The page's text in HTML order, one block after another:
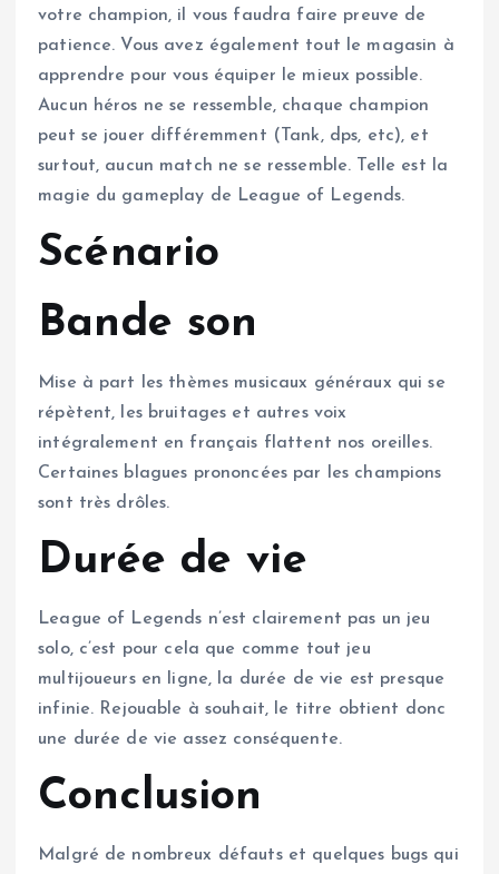
votre champion, il vous faudra faire preuve de
patience. Vous avez également tout le magasin à
apprendre pour vous équiper le mieux possible.
Aucun héros ne se ressemble, chaque champion
peut se jouer différemment (Tank, dps, etc), et
surtout, aucun match ne se ressemble. Telle est la
magie du gameplay de League of Legends.
Scénario
Bande son
Mise à part les thèmes musicaux généraux qui se
répètent, les bruitages et autres voix
intégralement en français flattent nos oreilles.
Certaines blagues prononcées par les champions
sont très drôles.
Durée de vie
League of Legends n’est clairement pas un jeu
solo, c’est pour cela que comme tout jeu
multijoueurs en ligne, la durée de vie est presque
infinie. Rejouable à souhait, le titre obtient donc
une durée de vie assez conséquente.
Conclusion
Malgré de nombreux défauts et quelques bugs qui